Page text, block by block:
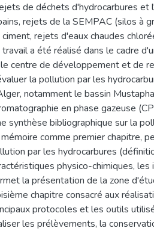
de déchets d'hydrocarbures et
rejets de la SEMPAC (silos à
rejets d'eaux chaudes
travail a été réalisé dans le cadre
centre de développement et de
la pollution par les
notamment le bassin
en phase gazeuse
synthèse bibliographique sur la
comme premier chapitre,
par les hydrocarbures
physico-chimiques, les
la présentation de la zone
chapitre consacré aux
protocoles et les outils
les prélèvements, la